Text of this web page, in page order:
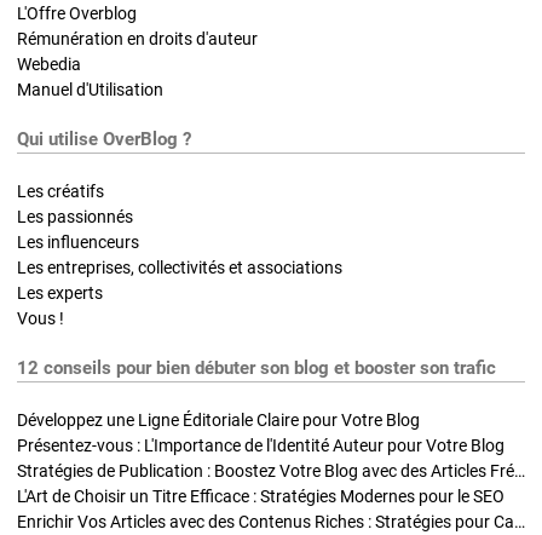
L'Offre Overblog
Rémunération en droits d'auteur
Webedia
Manuel d'Utilisation
Qui utilise OverBlog ?
Les créatifs
Les passionnés
Les influenceurs
Les entreprises, collectivités et associations
Les experts
Vous !
12 conseils pour bien débuter son blog et booster son trafic
Développez une Ligne Éditoriale Claire pour Votre Blog
Présentez-vous : L'Importance de l'Identité Auteur pour Votre Blog
Stratégies de Publication : Boostez Votre Blog avec des Articles Fréquents et Exclusifs
L'Art de Choisir un Titre Efficace : Stratégies Modernes pour le SEO
Enrichir Vos Articles avec des Contenus Riches : Stratégies pour Captiver et Optimiser